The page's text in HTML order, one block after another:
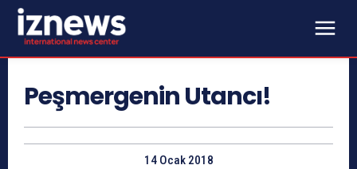
Peşmergenin Utancı!
14 Ocak 2018